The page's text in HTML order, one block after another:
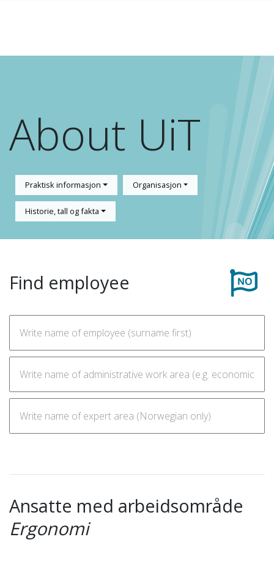
About UiT
Praktisk informasjon Organisasjon
Historie, tall og fakta
Find employee
Ansatte med arbeidsområde
Ergonomi